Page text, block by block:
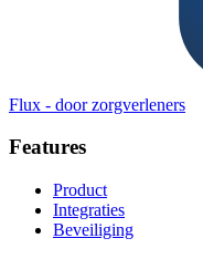
Flux - door zorgverleners
Features
Product
Integraties
Beveiliging